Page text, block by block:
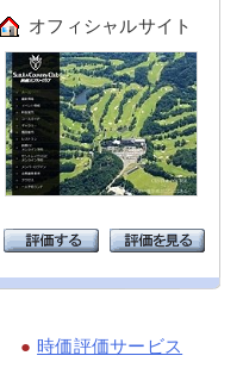
オフィシャルサイト
● 時価評価サービス